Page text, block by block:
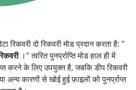
रिकवरी दो रिकवरी मोड प्रदान करता है: "
।" त्वरित पुनर्प्राप्ति मोड हाल ही में
करने के लिए उपयुक्त है, जबकि डीप रिकवरी
कारणों से खोई हुई फ़ाइलों को पुनर्प्राप्त